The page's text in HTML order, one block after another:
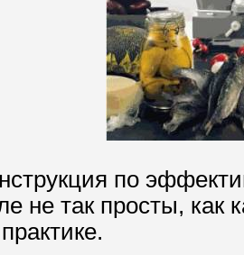
по
не так просты, как